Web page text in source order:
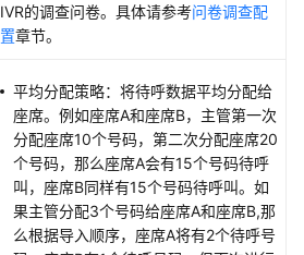
IVR的调查问卷。具体请参考问卷调查配
置章节。
平均分配策略：将待呼数据平均分配给
座席。例如座席A和座席B，主管第一次
分配座席10个号码，第二次分配座席20
个号码，那么座席A会有15个号码待呼
叫，座席B同样有15个号码待呼叫。如
果主管分配3个号码给座席A和座席B,那
么根据导入顺序，座席A将有2个待呼号